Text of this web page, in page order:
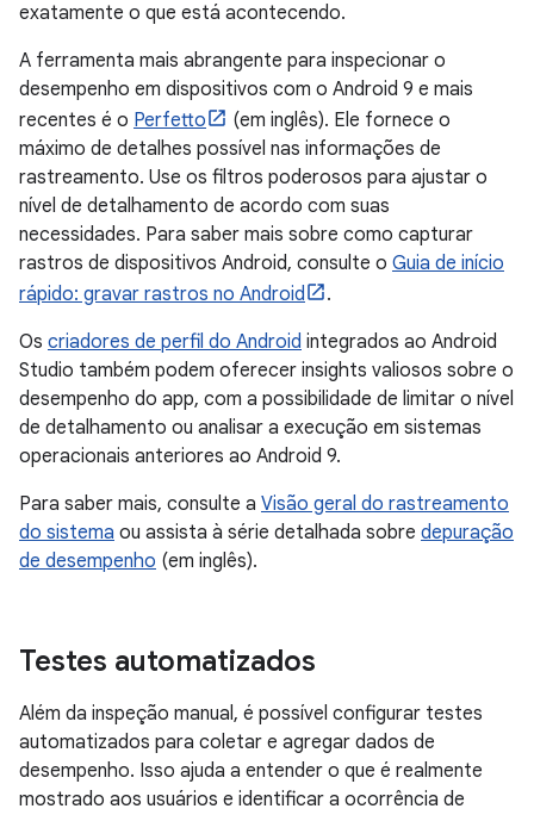
exatamente o que está acontecendo.
A ferramenta mais abrangente para inspecionar o
desempenho em dispositivos com o Android 9 e mais
recentes é o Perfetto
(em inglês). Ele fornece o
máximo de detalhes possível nas informações de
rastreamento. Use os filtros poderosos para ajustar o
nível de detalhamento de acordo com suas
necessidades. Para saber mais sobre como capturar
rastros de dispositivos Android, consulte o Guia de início
rápido: gravar rastros no Android
.
Os criadores de perfil do Android integrados ao Android
Studio também podem oferecer insights valiosos sobre o
desempenho do app, com a possibilidade de limitar o nível
de detalhamento ou analisar a execução em sistemas
operacionais anteriores ao Android 9.
Para saber mais, consulte a Visão geral do rastreamento
do sistema ou assista à série detalhada sobre depuração
de desempenho (em inglês).
Testes automatizados
Além da inspeção manual, é possível configurar testes
automatizados para coletar e agregar dados de
desempenho. Isso ajuda a entender o que é realmente
mostrado aos usuários e identificar a ocorrência de